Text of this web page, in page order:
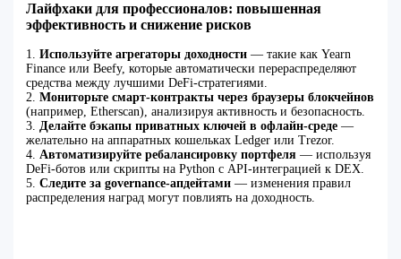
Лайфхаки для профессионалов: повышенная
эффективность и снижение рисков
1.Используйте агрегаторы доходности — такие как Yearn
Finance или Beefy, которые автоматически перераспределяют
средства между лучшими DeFi-стратегиями.
2.Мониторьте смарт-контракты через браузеры блокчейнов
(например, Etherscan), анализируя активность и безопасность.
3.Делайте бэкапы приватных ключей в офлайн-среде —
желательно на аппаратных кошельках Ledger или Trezor.
4.Автоматизируйте ребалансировку портфеля — используя
DeFi-ботов или скрипты на Python с API-интеграцией к DEX.
5.Следите за governance-апдейтами — изменения правил
распределения наград могут повлиять на доходность.